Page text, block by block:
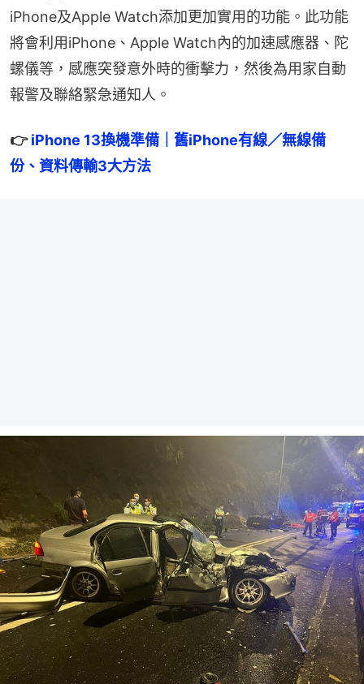
iPhone及Apple Watch添加更加實用的功能。此功能
將會利用iPhone、Apple Watch內的加速感應器、陀
螺儀等，感應突發意外時的衝擊力，然後為用家自動
報警及聯絡緊急通知人。
👉 iPhone 13換機準備｜舊iPhone有線／無線備
份、資料傳輸3大方法